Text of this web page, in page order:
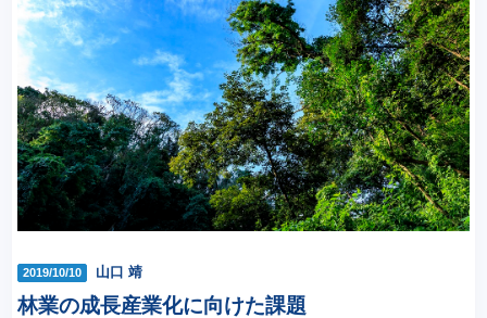
2019/10/10 山口 靖
林業の成長産業化に向けた課題